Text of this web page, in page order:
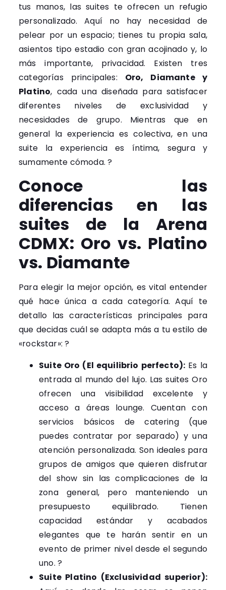
tus manos, las suites te ofrecen un refugio
personalizado. Aquí no hay necesidad de
pelear por un espacio; tienes tu propia sala,
asientos tipo estadio con gran acojinado y, lo
más importante, privacidad. Existen tres
categorías principales: Oro, Diamante y
Platino, cada una diseñada para satisfacer
diferentes niveles de exclusividad y
necesidades de grupo. Mientras que en
general la experiencia es colectiva, en una
suite la experiencia es íntima, segura y
sumamente cómoda. ?
Conoce las
diferencias en las
suites de la Arena
CDMX: Oro vs. Platino
vs. Diamante
Para elegir la mejor opción, es vital entender
qué hace única a cada categoría. Aquí te
detallo las características principales para
que decidas cuál se adapta más a tu estilo de
«rockstar»: ?
Suite Oro (El equilibrio perfecto): Es la
entrada al mundo del lujo. Las suites Oro
ofrecen una visibilidad excelente y
acceso a áreas lounge. Cuentan con
servicios básicos de catering (que
puedes contratar por separado) y una
atención personalizada. Son ideales para
grupos de amigos que quieren disfrutar
del show sin las complicaciones de la
zona general, pero manteniendo un
presupuesto equilibrado. Tienen
capacidad estándar y acabados
elegantes que te harán sentir en un
evento de primer nivel desde el segundo
uno. ?
Suite Platino (Exclusividad superior):